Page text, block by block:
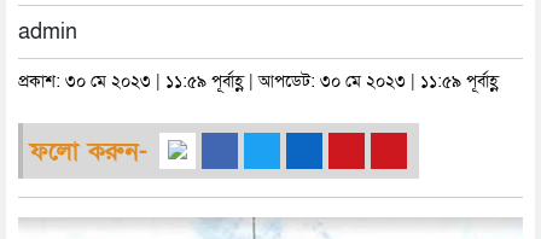
admin
প্রকাশ: ৩০ মে ২০২৩ | ১১:৫৯ পূর্বাহ্ণ | আপডেট: ৩০ মে ২০২৩ | ১১:৫৯ পূর্বাহ্ণ
ফলো করুন-